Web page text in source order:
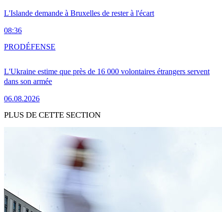
L'Islande demande à Bruxelles de rester à l'écart
08:36
L'Ukraine estime que près de 16 000 volontaires étrangers servent
dans son armée
06.08.2026
PRODÉFENSE
PLUS DE CETTE SECTION